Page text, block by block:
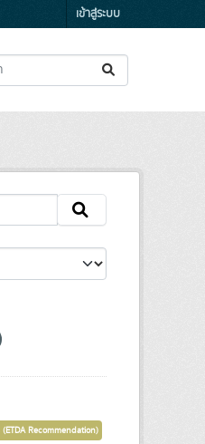
เข้าสู่ระบบ
Recommendation)